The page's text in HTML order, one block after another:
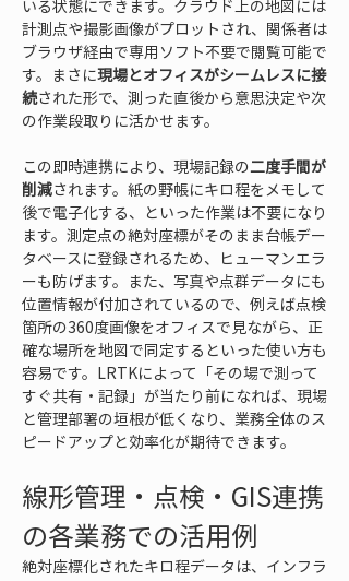
いる状態にできます。クラウド上の地図には
計測点や撮影画像がプロットされ、関係者は
ブラウザ経由で専用ソフト不要で閲覧可能で
す。まさに現場とオフィスがシームレスに接
続された形で、測った直後から意思決定や次
の作業段取りに活かせます。
この即時連携により、現場記録の二度手間が
削減されます。紙の野帳にキロ程をメモして
後で電子化する、といった作業は不要になり
ます。測定点の絶対座標がそのまま台帳デー
タベースに登録されるため、ヒューマンエラ
ーも防げます。また、写真や点群データにも
位置情報が付加されているので、例えば点検
箇所の360度画像をオフィスで見ながら、正
確な場所を地図で同定するといった使い方も
容易です。LRTKによって「その場で測って
すぐ共有・記録」が当たり前になれば、現場
と管理部署の垣根が低くなり、業務全体のス
ピードアップと効率化が期待できます。
線形管理・点検・GIS連携
の各業務での活用例
絶対座標化されたキロ程データは、インフラ